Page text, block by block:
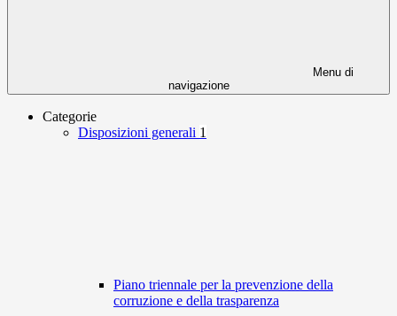
Menu di
navigazione
Categorie
Disposizioni generali 1
Piano triennale per la prevenzione della
corruzione e della trasparenza